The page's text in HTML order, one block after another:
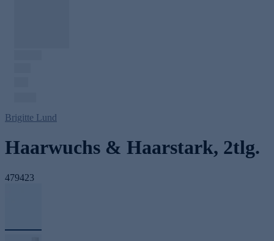
Brigitte Lund
Haarwuchs & Haarstark, 2tlg.
479423